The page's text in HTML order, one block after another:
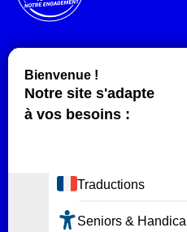
Liens utiles
Nos actualités
Nos publications
Contact